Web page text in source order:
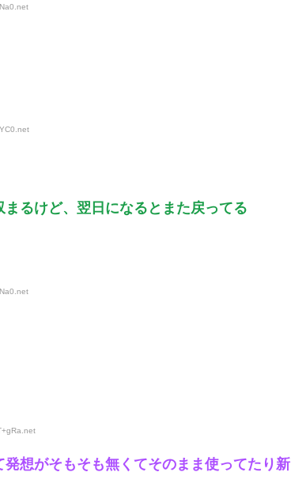
.net
.net
るけど、翌日になるとまた戻ってる
.net
.net
想がそもそも無くてそのまま使ってたり新